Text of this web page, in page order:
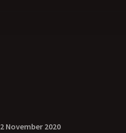
2 November 2020